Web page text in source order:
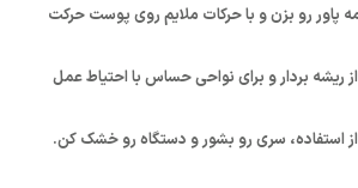
پاور رو بزن و با حرکات ملایم روی پوست حرکت
ریشه بردار و برای نواحی حساس با احتیاط عمل
استفاده، سری رو بشور و دستگاه رو خشک کن.